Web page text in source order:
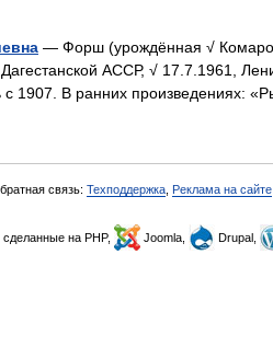
— Форш (урождённая √
АССР, √ 17.7.1961,
с 1907. В ранних произведениях:
связь: Техподдержка Реклама на сайте
, сделанные на PHP, Joomla, Drupal,